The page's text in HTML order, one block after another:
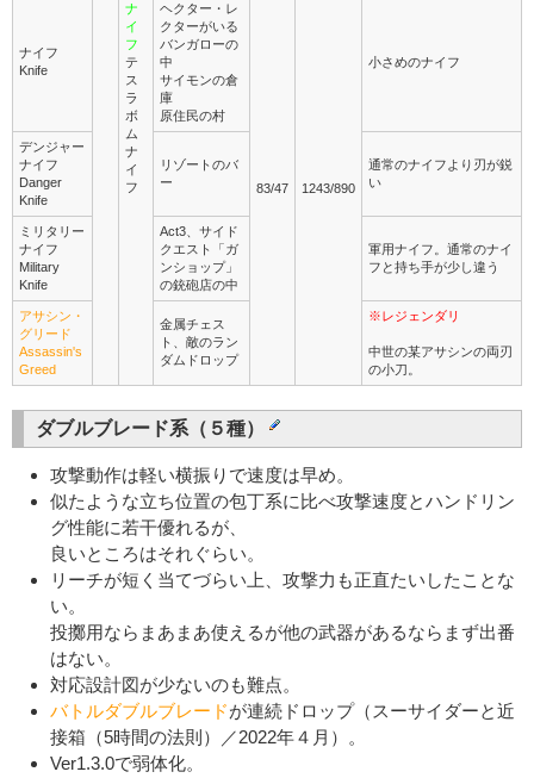
ナ
イ
フ
テ
ス
ラ
ボ
ム
ナ
イ
フ
ナイフ
Knife
ヘクター・レ
クターがいる
バンガローの
中
サイモンの倉
庫
原住民の村
83/47 1243/890
小さめのナイフ
デンジャー
ナイフ
Danger
Knife
リゾートのバ
ー
通常のナイフより刃が鋭
い
ミリタリー
ナイフ
Military
Knife
Act3、サイド
クエスト「ガ
ンショップ」
の銃砲店の中
軍用ナイフ。通常のナイ
フと持ち手が少し違う
アサシン・
グリード
Assassin's
Greed
金属チェス
ト、敵のラン
ダムドロップ
※レジェンダリ
中世の某アサシンの両刃
の小刀。
ダブルブレード系（５種）
攻撃動作は軽い横振りで速度は早め。
似たような立ち位置の包丁系に比べ攻撃速度とハンドリン
グ性能に若干優れるが、
良いところはそれぐらい。
リーチが短く当てづらい上、攻撃力も正直たいしたことな
い。
投擲用ならまあまあ使えるが他の武器があるならまず出番
はない。
対応設計図が少ないのも難点。
バトルダブルブレードが連続ドロップ（スーサイダーと近
接箱（5時間の法則）／2022年４月）。
Ver1.3.0で弱体化。